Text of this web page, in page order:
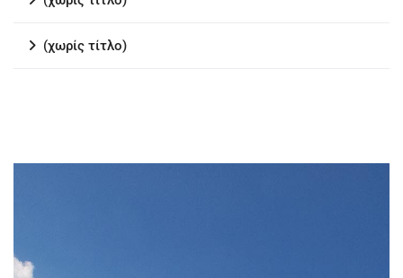
(χωρίς τίτλο)